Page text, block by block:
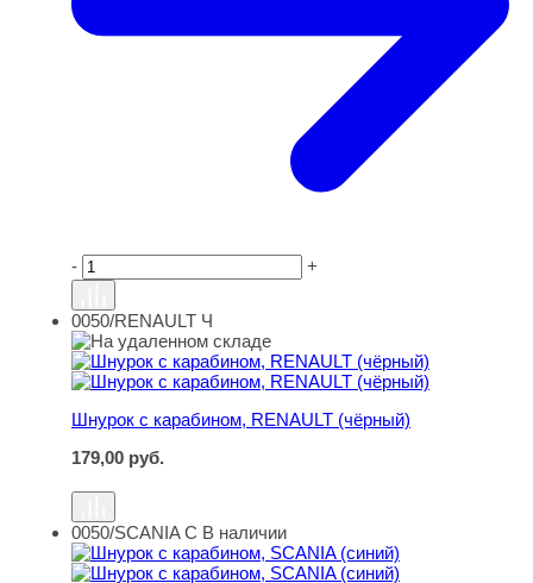
- +
Шнурок с карабином, RENAULT (чёрный)
0050/RENAULT Ч
Шнурок с карабином, RENAULT (чёрный)
179,00 руб.
Шнурок с карабином, SCANIA (синий)
0050/SCANIA C В наличии